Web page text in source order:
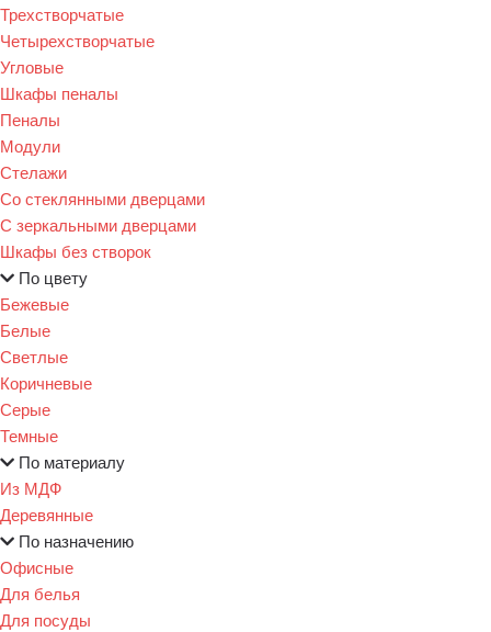
Трехстворчатые
Четырехстворчатые
Угловые
Шкафы пеналы
Пеналы
Модули
Стелажи
Со стеклянными дверцами
С зеркальными дверцами
Шкафы без створок
По цвету
Бежевые
Белые
Светлые
Коричневые
Серые
Темные
По материалу
Из МДФ
Деревянные
По назначению
Офисные
Для белья
Для посуды